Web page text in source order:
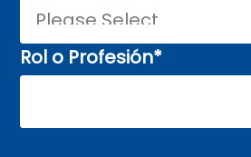
Rol o Profesión*